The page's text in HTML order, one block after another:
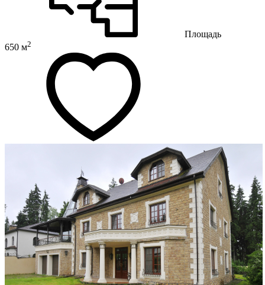
Площадь
650 м2